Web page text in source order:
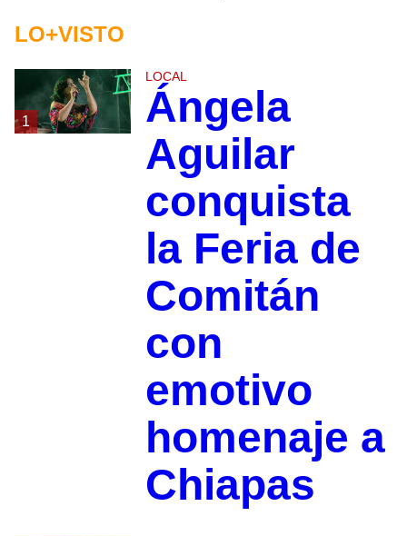
LO+VISTO
1
LOCAL
Ángela
Aguilar
conquista
la Feria de
Comitán
con
emotivo
homenaje a
Chiapas